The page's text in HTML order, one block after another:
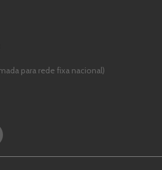
para rede fixa nacional)